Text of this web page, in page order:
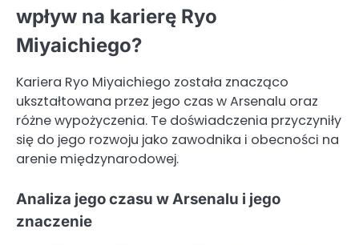
wpływ na karierę Ryo
Miyaichiego?
Kariera Ryo Miyaichiego została znacząco
ukształtowana przez jego czas w Arsenalu oraz
różne wypożyczenia. Te doświadczenia przyczyniły
się do jego rozwoju jako zawodnika i obecności na
arenie międzynarodowej.
Analiza jego czasu w Arsenalu i jego
znaczenie